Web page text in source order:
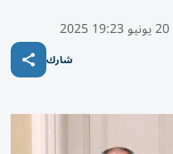
20 يونيو 19:23 2025
شارك